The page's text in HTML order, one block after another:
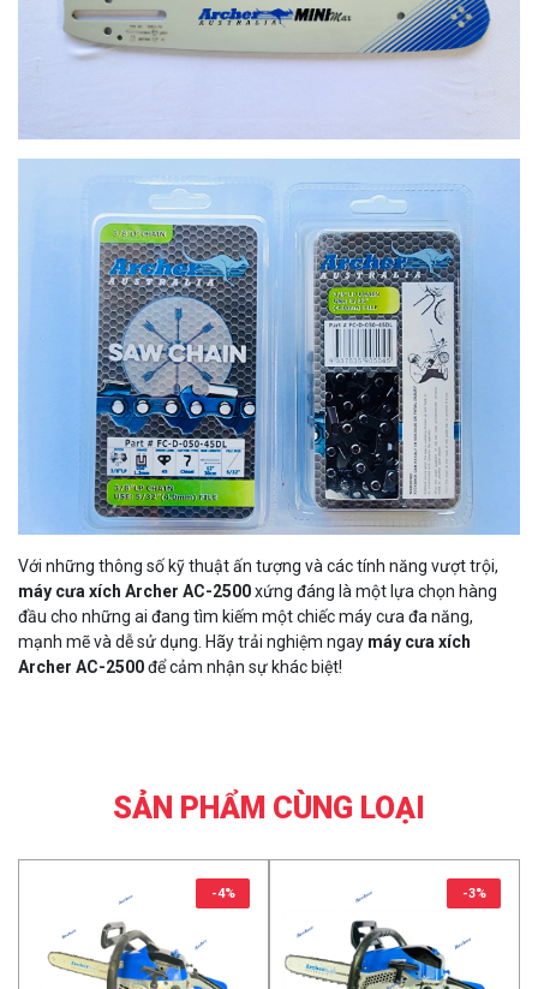
Với những thông số kỹ thuật ấn tượng và các tính năng vượt trội,
máy cưa xích Archer AC-2500xứng đáng là một lựa chọn hàng
đầu cho những ai đang tìm kiếm một chiếc máy cưa đa năng,
mạnh mẽ và dễ sử dụng. Hãy trải nghiệm ngay máy cưa xích
Archer AC-2500để cảm nhận sự khác biệt!
SẢN PHẨM CÙNG LOẠI
-4% -3%